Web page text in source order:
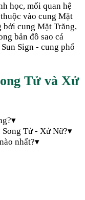
học, mối quan hệ
vào cung Mặt
bởi cung Mặt Trăng,
bản đồ sao cá
Sign - cung phổ
Tử và Xử
▾
Tử - Xử Nữ?▾
nhất?▾